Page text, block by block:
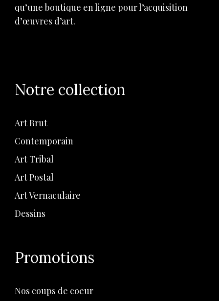
qu’une boutique en ligne pour l’acquisition
d’œuvres d’art.
Notre collection
Art Brut
Contemporain
Art Tribal
Art Postal
Art Vernaculaire
Dessins
Promotions
Nos coups de coeur